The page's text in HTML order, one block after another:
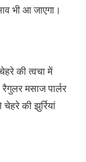
भी आ जाएगा।
की त्वचा में
मसाज पार्लर
की झुर्रियां